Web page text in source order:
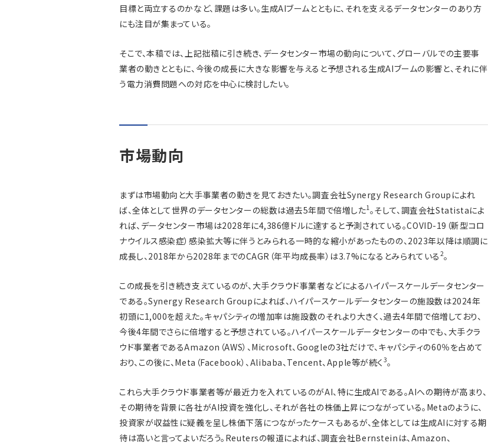
目標と両立するのかなど、課題は多い。生成AIブームとともに、それを支えるデータセンターのあり方
にも注目が集まっている。
そこで、本稿では、上記拙稿に引き続き、データセンター市場の動向について、グローバルでの主要事
業者の動きとともに、今後の成長に大きな影響を与えると予想される生成AIブームの影響と、それに伴
う電力消費問題への対応を中心に検討したい。
市場動向
まずは市場動向と大手事業者の動きを見ておきたい。調査会社Synergy Research Groupによれ
ば、全体として世界のデータセンターの総数は過去5年間で倍増した1。そして、調査会社Statistaによ
れば、データセンター市場は2028年に4,386億ドルに達すると予測されている。COVID-19（新型コロ
ナウイルス感染症）感染拡大等に伴うとみられる一時的な縮小があったものの、2023年以降は順調に
成長し、2018年から2028年までのCAGR（年平均成長率）は3.7%になるとみられている 2。
この成長を引き続き支えているのが、大手クラウド事業者などによるハイパースケールデータセンター
である。Synergy Research Groupによれば、ハイパースケールデータセンターの施設数は2024年
初頭に1,000を超えた。キャパシティの増加率は施設数のそれより大きく、過去4年間で倍増しており、
今後4年間でさらに倍増すると予想されている。ハイパースケールデータセンターの中でも、大手クラ
ウド事業者であるAmazon（AWS）、Microsoft、Googleの3社だけで、キャパシティの60％を占めて
おり、この後に、Meta（Facebook）、Alibaba、Tencent、Apple等が続く 3。
これら大手クラウド事業者等が最近力を入れているのがAI、特に生成AIである。AIへの期待が高まり、
その期待を背景に各社がAI投資を強化し、それが各社の株価上昇につながっている。Metaのように、
投資家が収益性に疑義を呈し株価下落につながったケースもあるが、全体としては生成AIに対する期
待は高いと言ってよいだろう。Reutersの報道によれば、調査会社Bernsteinは、Amazon、